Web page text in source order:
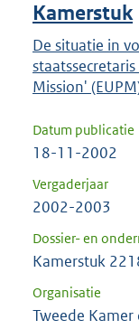
Kamerstuk
De situatie in
Mission'
Datum publicatie
18-11-2002
Vergaderjaar
2002-2003
Dossier- en
Kamerstuk
Organisatie
Tweede